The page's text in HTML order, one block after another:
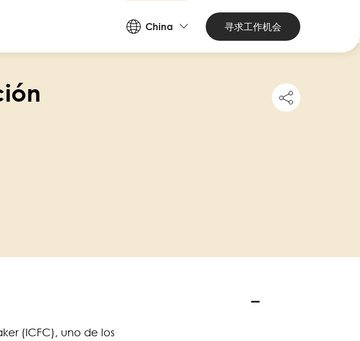
Countries
and
Languages
China 寻求工作机会
Share
this
(ICFC), uno de los